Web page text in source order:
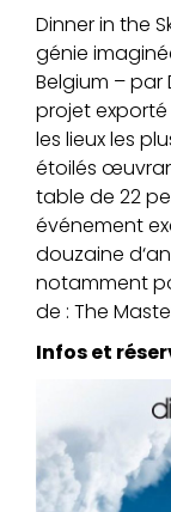
Dinner in the
génie
Belgium – par
projet
les lieux les
étoilés
table de 22
événement
douzaine
notamment
de : The
Infos et